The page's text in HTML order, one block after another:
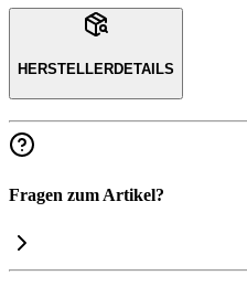
HERSTELLERDETAILS
Fragen zum Artikel?